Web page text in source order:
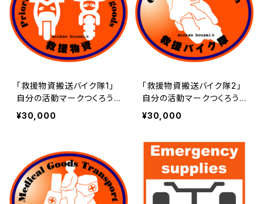
「救援物資搬送バイク隊1」
自分の活動マークつくろう！
あなた専用のロイヤリティ
（使用権）マーク | 民間防災
¥30,000
「救援物資搬送バイク隊2」
自分の活動マークつくろう！
あなた専用のロイヤリティ
（使用権）マーク | 民間防災
¥30,000